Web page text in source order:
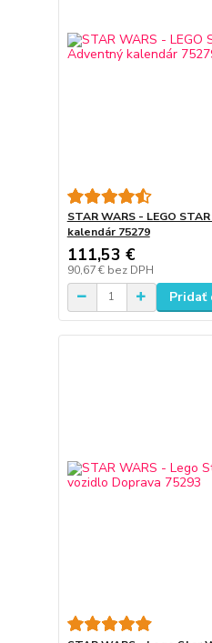
STAR WARS - LEGO
kalendár 75279
111,53 €
90,67 € bez DPH
Pridať